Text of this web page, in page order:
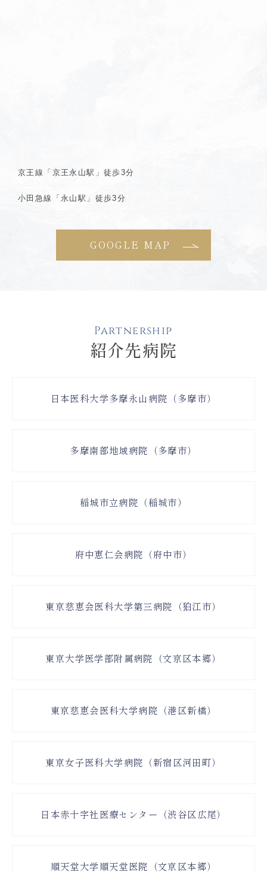
京王線「京王永山駅」徒歩3分
小田急線「永山駅」徒歩3分
GOOGLE MAP
Partnership
紹介先病院
日本医科大学多摩永山病院（多摩市）
多摩南部地域病院（多摩市）
稲城市立病院（稲城市）
府中恵仁会病院（府中市）
東京慈恵会医科大学第三病院（狛江市）
東京大学医学部附属病院（文京区本郷）
東京慈恵会医科大学病院（港区新橋）
東京女子医科大学病院（新宿区河田町）
日本赤十字社医療センター（渋谷区広尾）
順天堂大学順天堂医院（文京区本郷）